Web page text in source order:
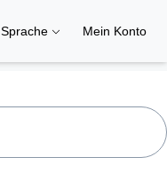
Sprache Mein Konto